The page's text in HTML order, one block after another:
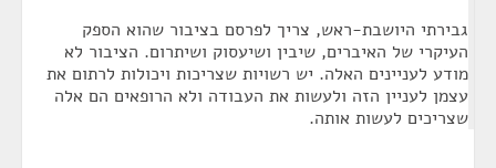
גבירתי היושבת-ראש, צריך לפרסם בציבור שהוא הספק
העיקרי של האיברים, שיבין ושיעסוק ושיתרום. הציבור לא
מודע לעניינים האלה. יש רשויות שצריכות ויכולות לרתום את
עצמן לעניין הזה ולעשות את העבודה ולא הרופאים הם אלה
שצריכים לעשות אותה.